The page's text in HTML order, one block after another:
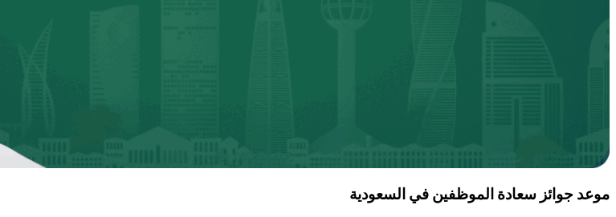
موعد جوائز سعادة الموظفين في السعودية